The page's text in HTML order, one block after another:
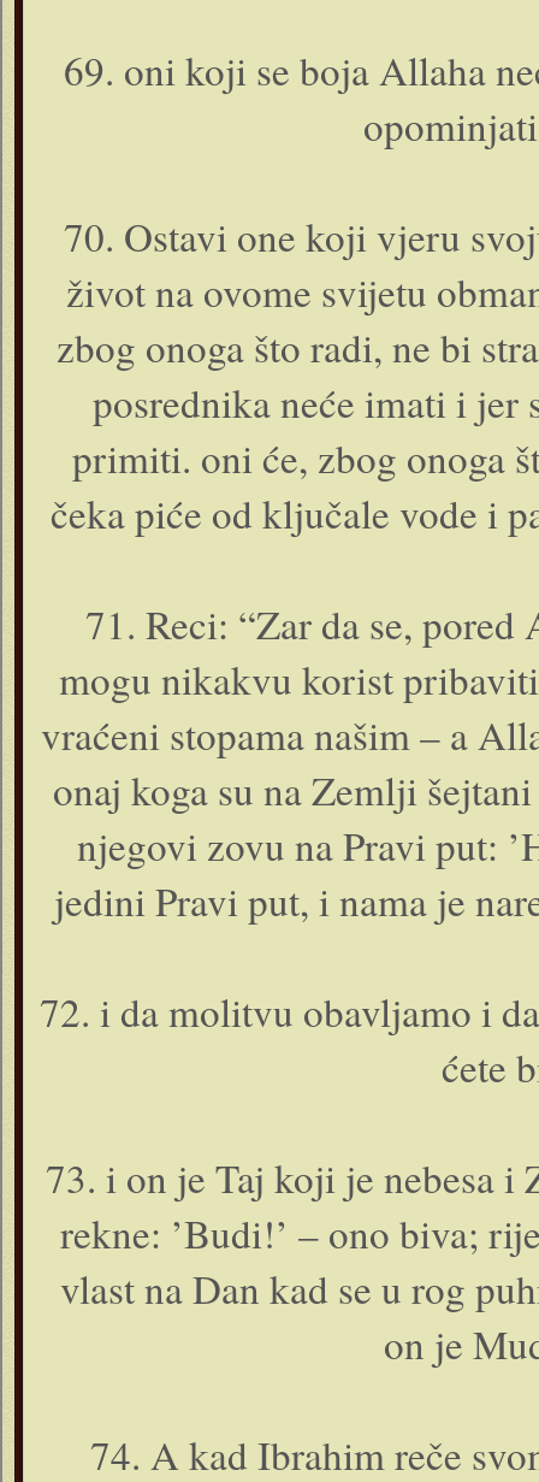
69. o­ni koji se boja Allaha
70. Ostavi o­ne koji vjeru
život na ovome svijetu
zbog o­noga što radi, ne bi
posrednika neće imati i jer
primiti. o­ni će, zbog o­noga
čeka piće od ključale vode i
71. Reci: “Zar da se,
mogu nikakvu korist
vraćeni stopama našim – a
o­naj koga su na Zemlji
njegovi zovu na Pravi put:
jedini Pravi put, i nama je
72. i da molitvu obavljamo i
ćete
73. i o­n je Taj koji je nebesa
rekne: ’Budi!’ – o­no biva;
vlast na Dan kad se u rog
o­n je
74. A kad Ibrahim reče